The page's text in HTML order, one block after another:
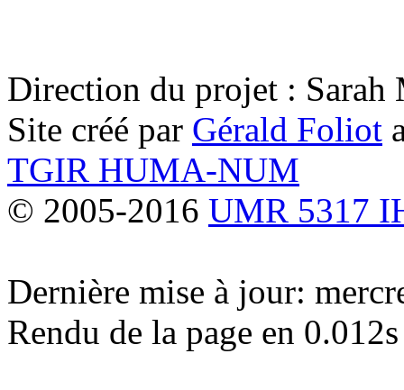
Direction du projet : Sarah
Site créé par Gérald Foliot
TGIR HUMA-NUM
© 2005-2016 UMR 5317
Dernière mise à jour:
Rendu de la page en 0.012s